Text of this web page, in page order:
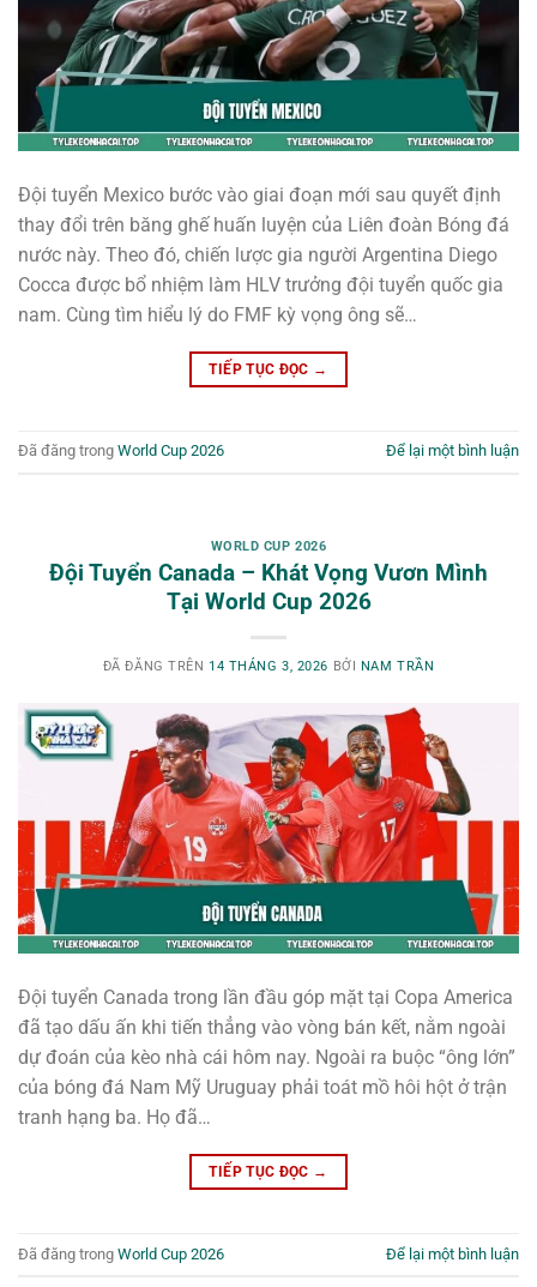
Đội tuyển Mexico bước vào giai đoạn mới sau quyết định
thay đổi trên băng ghế huấn luyện của Liên đoàn Bóng đá
nước này. Theo đó, chiến lược gia người Argentina Diego
Cocca được bổ nhiệm làm HLV trưởng đội tuyển quốc gia
nam. Cùng tìm hiểu lý do FMF kỳ vọng ông sẽ…
TIẾP TỤC ĐỌC →
Đã đăng trong World Cup 2026 Để lại một bình luận
WORLD CUP 2026
Đội Tuyển Canada – Khát Vọng Vươn Mình
Tại World Cup 2026
ĐÃ ĐĂNG TRÊN 14 THÁNG 3, 2026 BỞI NAM TRẦN
Đội tuyển Canada trong lần đầu góp mặt tại Copa America
đã tạo dấu ấn khi tiến thẳng vào vòng bán kết, nằm ngoài
dự đoán của kèo nhà cái hôm nay. Ngoài ra buộc “ông lớn”
của bóng đá Nam Mỹ Uruguay phải toát mồ hôi hột ở trận
tranh hạng ba. Họ đã…
TIẾP TỤC ĐỌC →
Đã đăng trong World Cup 2026 Để lại một bình luận